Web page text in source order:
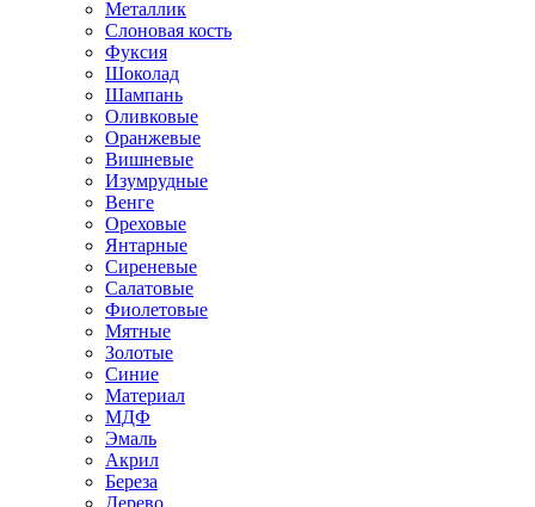
Металлик
Слоновая кость
Фуксия
Шоколад
Шампань
Оливковые
Оранжевые
Вишневые
Изумрудные
Венге
Ореховые
Янтарные
Сиреневые
Салатовые
Фиолетовые
Мятные
Золотые
Синие
Материал
МДФ
Эмаль
Акрил
Береза
Дерево